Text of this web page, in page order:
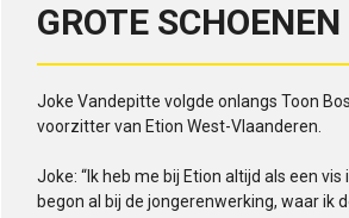
GROTE SCHOENEN
Joke Vandepitte volgde onlangs Toon
voorzitter van Etion West-Vlaanderen.
Joke: “Ik heb me bij Etion altijd als een
begon al bij de jongerenwerking, waar ik